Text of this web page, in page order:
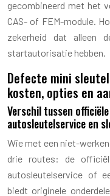
gecombineerd met het
CAS- of FEM-module.
zekerheid dat alleen
startautorisatie hebben.
Defecte mini
kosten, opties en
Verschil tussen
autosleutelservice en
Wie met een niet-
drie routes: de
autosleutelservice of
biedt originele